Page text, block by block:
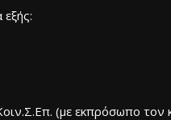
(με εκπρόσωπο